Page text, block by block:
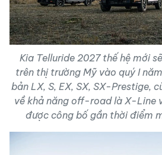
Kia Telluride 2027 thế hệ mới
trên thị trường Mỹ vào quý I
bản LX, S, EX, SX, SX-Prestige,
về khả năng off-road là X-Line
được công bố gần thời điểm